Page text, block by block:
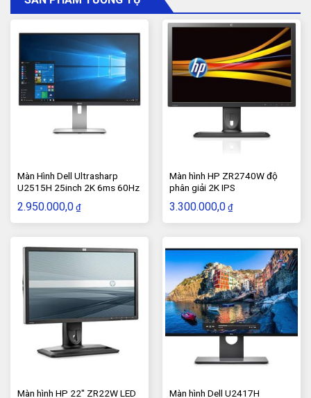
Giảm tiêu thụ điện năng trong quá trình sử dụng với
một thiết kế tiết kiệm năng lượng.
Màn Hình Dell Ultrasharp
U2515H 25inch 2K 6ms 60Hz
IPS
2.950.000,0 ₫
Màn hình HP ZR2740W độ
phân giải 2K IPS
3.300.000,0 ₫
Màn hình HP 22″ ZR22W LED
Màn hình Dell U2417H